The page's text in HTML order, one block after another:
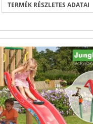
TERMÉK RÉSZLETES ADATAI